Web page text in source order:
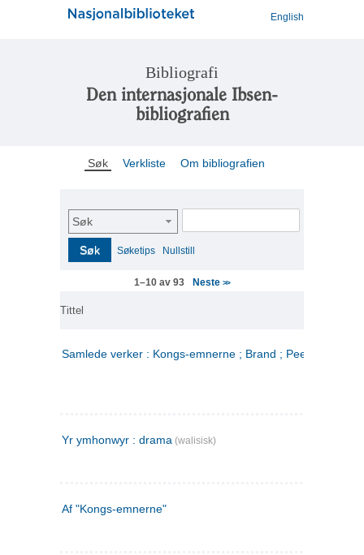
English
Bibliografi
Den internasjonale Ibsen-
bibliografien
Søk Verkliste Om bibliografien
Søk
Søk Søketips Nullstill
1–10 av 93 Neste>>
Tittel
Samlede verker : Kongs-emnerne ; Brand ; Peer Gynt. 2
Yr ymhonwyr : drama (walisisk)
Af "Kongs-emnerne"